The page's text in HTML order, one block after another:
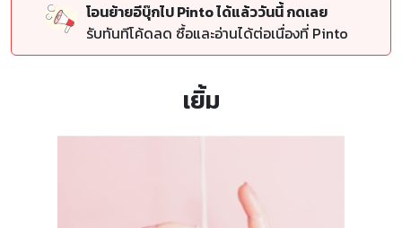
โอนย้ายอีบุ๊กไป Pinto ได้แล้ววันนี้ กดเลย
รับทันทีโค้ดลด ซื้อและอ่านได้ต่อเนื่องที่ Pinto
เยิ้ม